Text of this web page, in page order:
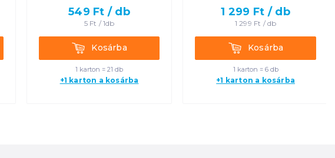
549 Ft / db
5Ft / 1db
KosárbaKosárba
1 karton = 21 db
+1 karton a kosárba
1 299 Ft / db
1 299 Ft / db
KosárbaKosárba
1 karton = 6 db
+1 karton a kosárba